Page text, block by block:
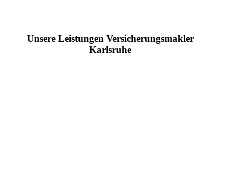
Unsere Leistungen Versicherungsmakler
Karlsruhe